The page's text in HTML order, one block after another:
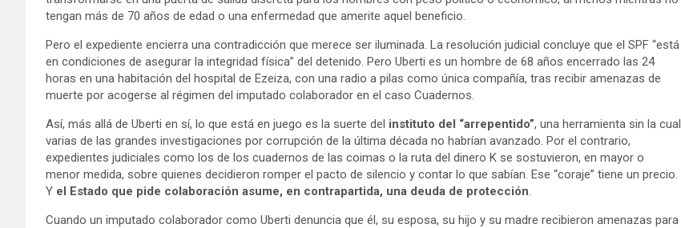
tengan más de 70 años de edad o una enfermedad que amerite aquel beneficio.
Pero el expediente encierra una contradicción que merece ser iluminada. La resolución judicial concluye que el SPF “está
en condiciones de asegurar la integridad física” del detenido. Pero Uberti es un hombre de 68 años encerrado las 24
horas en una habitación del hospital de Ezeiza, con una radio a pilas como única compañía, tras recibir amenazas de
muerte por acogerse al régimen del imputado colaborador en el caso Cuadernos.
Así, más allá de Uberti en sí, lo que está en juego es la suerte del instituto del “arrepentido”, una herramienta sin la cual
varias de las grandes investigaciones por corrupción de la última década no habrían avanzado. Por el contrario,
expedientes judiciales como los de los cuadernos de las coimas o la ruta del dinero K se sostuvieron, en mayor o
menor medida, sobre quienes decidieron romper el pacto de silencio y contar lo que sabían. Ese “coraje” tiene un precio.
Y el Estado que pide colaboración asume, en contrapartida, una deuda de protección.
Cuando un imputado colaborador como Uberti denuncia que él, su esposa, su hijo y su madre recibieron amenazas para